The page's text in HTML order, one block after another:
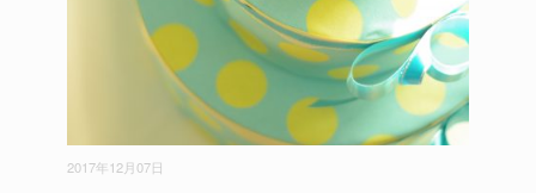
2017年12月07日